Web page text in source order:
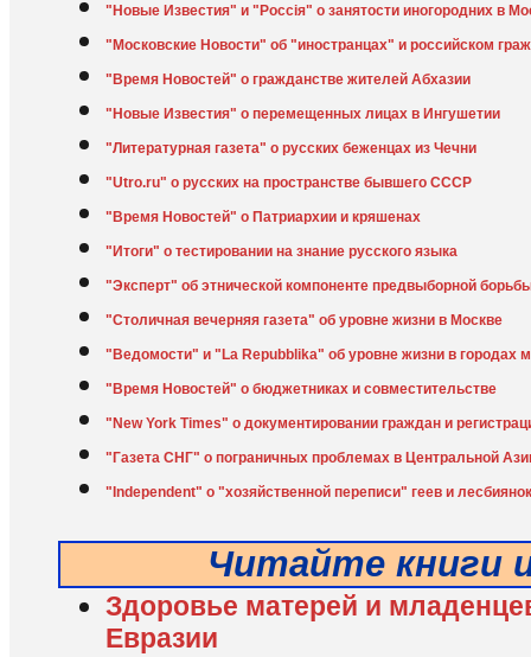
"Новые Известия" и "Россiя" о занятости иногородних в
"Московские Новости" об "иностранцах" и российском
"Время Новостей" о гражданстве жителей Абхазии
"Новые Известия" о перемещенных лицах в Ингушетии
"Литературная газета" о русских беженцах из Чечни
"Utro.ru" о русских на пространстве бывшего СССР
"Время Новостей" о Патриархии и кряшенах
"Итоги" о тестировании на знание русского языка
"Эксперт" об этнической компоненте предвыборной
"Столичная вечерняя газета" об уровне жизни в Москве
"Ведомости" и "La Repubblika" об уровне жизни в городах
"Время Новостей" о бюджетниках и совместительстве
"New York Times" о документировании граждан и
"Газета СНГ" о пограничных проблемах в Центральной
"Independent" о "хозяйственной переписи" геев и лесбиянок
Читайте книги
Здоровье матерей и
Евразии